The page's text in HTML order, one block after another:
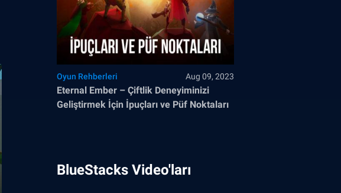
Oyun Rehberleri Aug 09, 2023
Eternal Ember – Çiftlik Deneyiminizi
Geliştirmek İçin İpuçları ve Püf Noktaları
BlueStacks Video'ları